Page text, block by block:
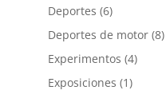
Deportes (6)
Deportes de motor(8)
Experimentos (4)
Exposiciones (1)